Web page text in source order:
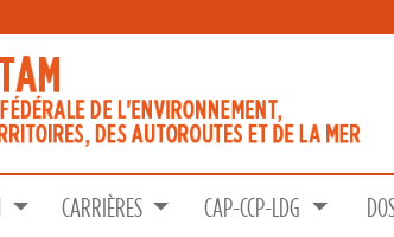
CARRIÈRES CAP-CCP-LDG